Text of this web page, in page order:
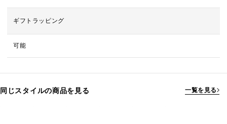
ギフトラッピング
可能
同じスタイルの商品を見る 一覧を見る